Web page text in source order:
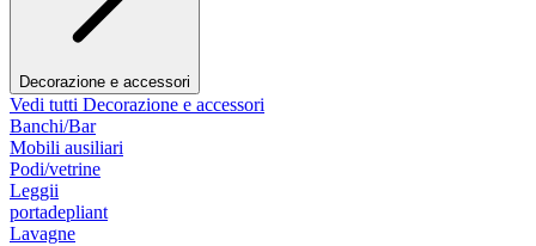
Decorazione e accessori
Vedi tutti Decorazione e accessori
Banchi/Bar
Mobili ausiliari
Podi/vetrine
Leggii
portadepliant
Lavagne